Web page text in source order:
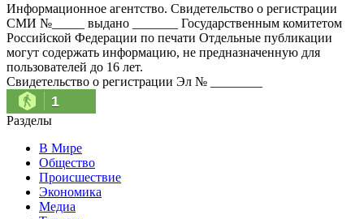
Информационное агентство. Свидетельство о регистрации
СМИ №_____ выдано _______ Государственным комитетом
Российской Федерации по печати Отдельные публикации
могут содержать информацию, не предназначенную для
пользователей до 16 лет.
Свидетельство о регистрации Эл № ________
1
Разделы
В Мире
Общество
Происшествие
Экономика
Медиа